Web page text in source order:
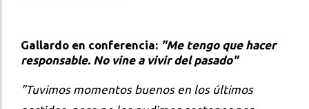
Gallardo en conferencia: "Me tengo que hacer
responsable. No vine a vivir del pasado"
"Tuvimos momentos buenos en los últimos